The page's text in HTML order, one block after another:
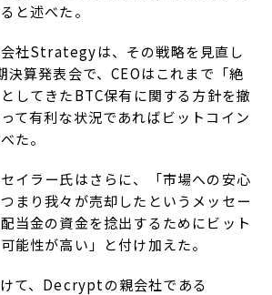
と述べた。
社Strategyは、その戦略を見直し
決算発表会で、CEOはこれまで「絶
してきたBTC保有に関する方針を撤
て有利な状況であればビットコイン
た。
イラー氏はさらに、「市場への安心
まり我々が売却したというメッセー
当金の資金を捻出するためにビット
能性が高い」と付け加えた。
て、Decryptの親会社である